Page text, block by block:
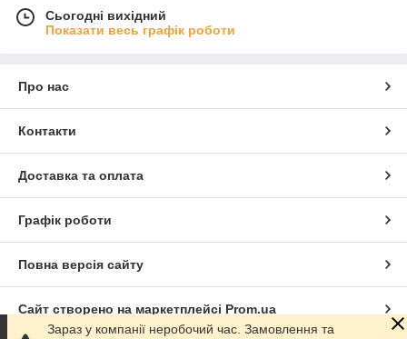
Сьогодні вихідний
Показати весь графік роботи
Про нас
Контакти
Доставка та оплата
Графік роботи
Повна версія сайту
Сайт створено на маркетплейсі Prom.ua
Зараз у компанії неробочий час. Замовлення та